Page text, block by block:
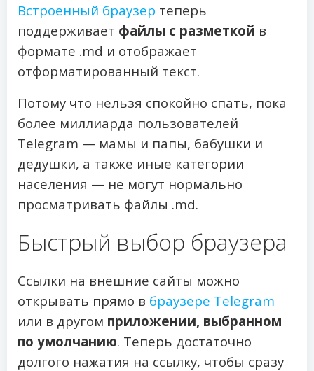
Встроенный браузер теперь
поддерживает файлы с разметкой в
формате .md и отображает
отформатированный текст.
Потому что нельзя спокойно спать, пока
более миллиарда пользователей
Telegram — мамы и папы, бабушки и
дедушки, а также иные категории
населения — не могут нормально
просматривать файлы .md.
Быстрый выбор браузера
Ссылки на внешние сайты можно
открывать прямо в браузере Telegram
или в другом приложении, выбранном
по умолчанию. Теперь достаточно
долгого нажатия на ссылку, чтобы сразу